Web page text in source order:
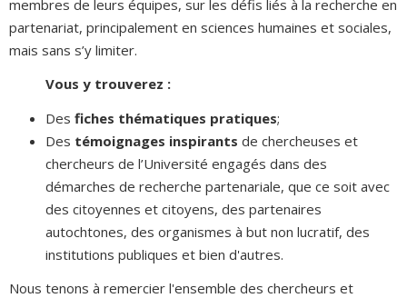
membres de leurs équipes, sur les défis liés à la recherche en
partenariat, principalement en sciences humaines et sociales,
mais sans s’y limiter.
Vous y trouverez :
Des fiches thématiques pratiques;
Des témoignages inspirants de chercheuses et
chercheurs de l’Université engagés dans des
démarches de recherche partenariale, que ce soit avec
des citoyennes et citoyens, des partenaires
autochtones, des organismes à but non lucratif, des
institutions publiques et bien d'autres.
Nous tenons à remercier l'ensemble des chercheurs et